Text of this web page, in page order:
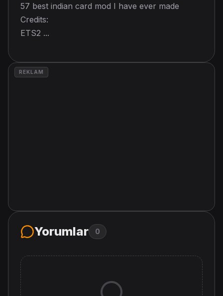
57 best indian card mod I have ever made
Credits:
ETS2 ...
REKLAM
Yorumlar 0